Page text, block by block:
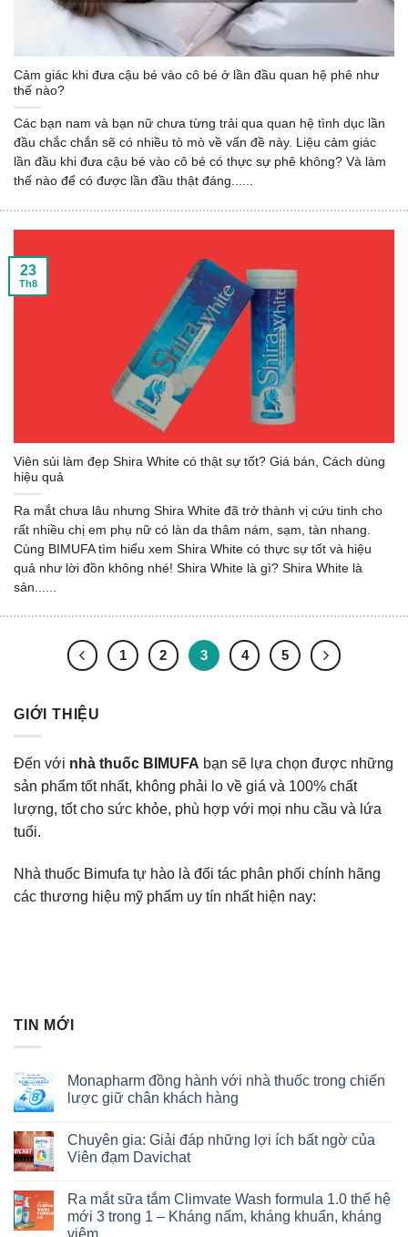
Cảm giác khi đưa cậu bé vào cô bé ở lần đầu quan hệ phê như
thế nào?
Các bạn nam và bạn nữ chưa từng trải qua quan hệ tình dục lần
đầu chắc chắn sẽ có nhiều tò mò về vấn đề này. Liệu cảm giác
lần đầu khi đưa cậu bé vào cô bé có thực sự phê không? Và làm
thế nào để có được lần đầu thật đáng......
Viên sủi làm đẹp Shira White có thật sự tốt? Giá bán, Cách dùng
hiệu quả
Ra mắt chưa lâu nhưng Shira White đã trở thành vị cứu tinh cho
rất nhiều chị em phụ nữ có làn da thâm nám, sạm, tàn nhang.
Cùng BIMUFA tìm hiểu xem Shira White có thực sự tốt và hiệu
quả như lời đồn không nhé! Shira White là gì? Shira White là
sản......
23
Th8
1 2 3 4 5
GIỚI THIỆU
Đến với nhà thuốc BIMUFA bạn sẽ lựa chọn được những
sản phẩm tốt nhất, không phải lo về giá và 100% chất
lượng, tốt cho sức khỏe, phù hợp với mọi nhu cầu và lứa
tuổi.
Nhà thuốc Bimufa tự hào là đối tác phân phối chính hãng
các thương hiệu mỹ phẩm uy tín nhất hiện nay:
TIN MỚI
Monapharm đồng hành với nhà thuốc trong chiến
lược giữ chân khách hàng
Chuyên gia: Giải đáp những lợi ích bất ngờ của
Viên đạm Davichat
Ra mắt sữa tắm Climvate Wash formula 1.0 thế hệ
mới 3 trong 1 – Kháng nấm, kháng khuẩn, kháng